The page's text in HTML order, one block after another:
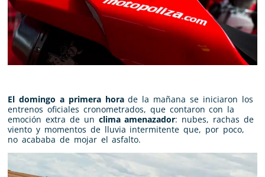
El domingo a primera horade la mañana se iniciaron los
entrenos oficiales cronometrados, que contaron con la
emoción extra de un clima amenazador: nubes, rachas de
viento y momentos de lluvia intermitente que, por poco,
no acababa de mojar el asfalto.